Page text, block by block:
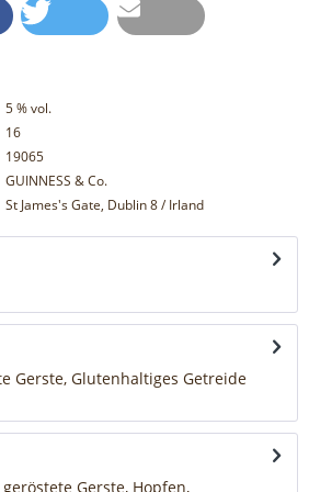
5% vol.
16
19065
GUINNESS & Co.
St James's Gate, Dublin 8 / Irland
Gerste, Glutenhaltiges Getreide
Gerste, Hopfen,